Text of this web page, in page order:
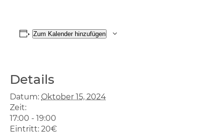
Zum Kalender hinzufügen
Details
Datum: Oktober 15, 2024
Zeit:
17:00 - 19:00
Eintritt: 20€